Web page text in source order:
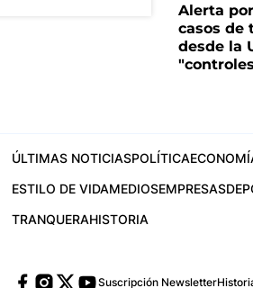
Alerta
casos de
desde la
ÚLTIMAS NOTICIASPOLÍTICA
ESTILO DE VIDAMEDIOSEMPRESAS
TRANQUERAHISTORIA
Suscripción Newsletter